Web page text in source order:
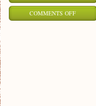
COMMENTS OFFON